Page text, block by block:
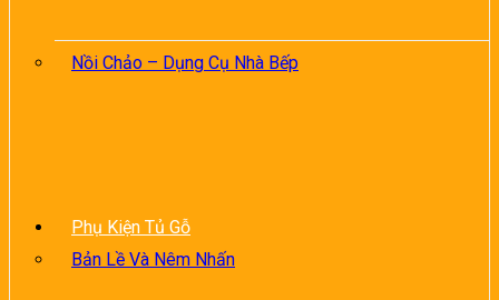
Nồi Chảo – Dụng Cụ Nhà Bếp
Phụ Kiện Tủ Gỗ
Bản Lề Và Nêm Nhấn